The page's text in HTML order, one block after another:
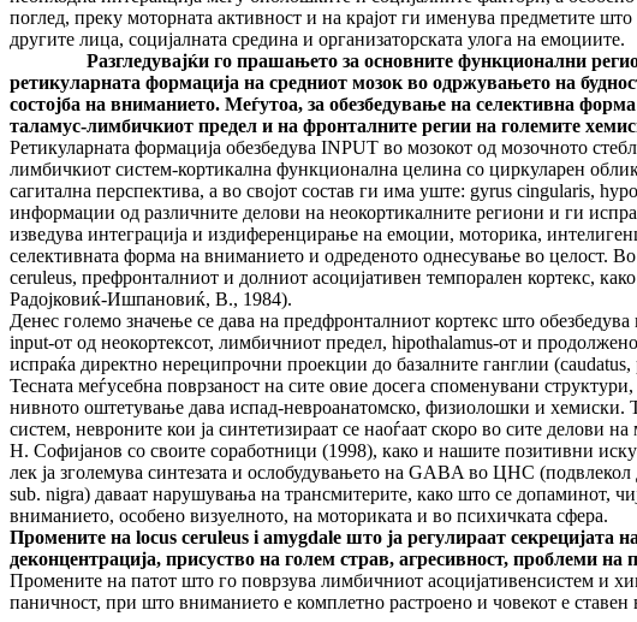
поглед, преку моторната активност и на крајот ги именува предметите
другите лица, социјалната средина и организаторската улога на емоциите.
Разгледувајќи го прашањето за основните функционални
ретикуларната формација на средниот мозок во одржувањето на
состојба на вниманието. Меѓутоа, за обезбедување на селективна
таламус-лимбичкиот предел и на фронталните регии на големите
Ретикуларната формација обезбедува INPUT во мозокот од мозочното
лимбичкиот систем-кортикална функционална целина со циркуларен
сагитална перспектива, а во својот состав ги има уште: gyrus cingularis,
информации од различните делови на неокортикалните региони и ги
изведува интеграција и издиференцирање на емоции, моторика,
селективната форма на вниманието и одреденото однесување во целост.
ceruleus, префронталниот и долниот асоцијативен темпорален кортекс,
Радојковиќ-Ишпановиќ, В., 1984).
Денес големо значење се дава на предфронталниот кортекс што
input-от од неокортексот, лимбичниот предел, hipothalamus-от и
испраќа директно нереципрочни проекции до базалните ганглии
Тесната меѓусебна поврзаност на сите овие досега споменувани
нивното оштетување дава испад-невроанатомско, физиолошки и хемиски.
систем, невроните кои ја синтетизираат се наоѓаат скоро во сите делови
Н. Софијанов со своите соработници (1998), како и нашите позитивни
лек ја зголемува синтезата и ослобудувањето на GABA во ЦНС
sub. nigra) даваат нарушувања на трансмитерите, како што се допаминот,
вниманието, особено визуелното, на моториката и во психичката сфера.
Промените на locus ceruleus i amygdale што ја регулираат секрецијата
деконцентрација, присуство на голем страв, агресивност, проблеми на
Промените на патот што го поврзува лимбичниот асоцијативенсистем и
паничност, при што вниманието е комплетно растроено и човекот е ставен